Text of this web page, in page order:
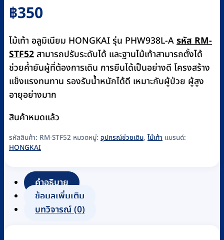
฿350
ไม้เท้า อลูมิเนียม HONGKAI รุ่น PHW938L-Aรหัส RM-
STF52สามารถปรับระดับได้ และฐานไม้เท้าสามารถตั้งได้
ช่วยค้ำยันผู้ที่ต้องการเดิน การยืนได้เป็นอย่างดี โครงสร้าง
แข็งแรงทนทาน รองรับน้ำหนักได้ดี เหมาะกับผู้ป่วย ผู้สูง
อายุอย่างมาก
สินค้าหมดแล้ว
รหัสสินค้า: RM-STF52 หมวดหมู่: อุปกรณ์ช่วยเดิน, ไม้เท้า แบรนด์:
HONGKAI
คำอธิบาย
ข้อมูลเพิ่มเติม
บทวิจารณ์ (0)